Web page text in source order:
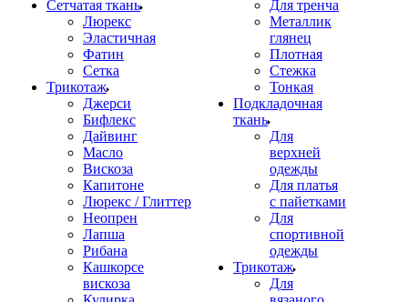
Сетчатая ткань
Люрекс
Эластичная
Фатин
Сетка
Трикотаж
Джерси
Бифлекс
Дайвинг
Масло
Вискоза
Капитоне
Люрекс / Глиттер
Неопрен
Лапша
Рибана
Кашкорсе
вискоза
Для тренча
Металлик
глянец
Плотная
Стежка
Тонкая
Подкладочная
ткань
Для
верхней
одежды
Для платья
с пайетками
Для
спортивной
одежды
Трикотаж
Для